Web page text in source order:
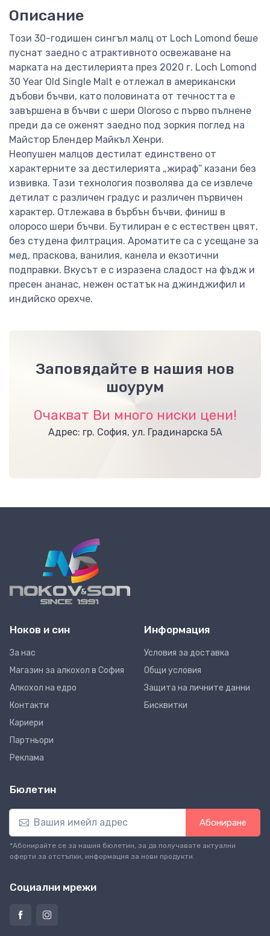
Описание
Този 30-годишен сингъл малц от Loch Lomond беше
пуснат заедно с атрактивното освежаване на
марката на дестилерията през 2020 г. Loch Lomond
30 Year Old Single Malt е отлежал в американски
дъбови бъчви, като половината от течността е
завършена в бъчви с шери Oloroso с първо пълнене
преди да се оженят заедно под зоркия поглед на
Майстор Блендер Майкъл Хенри.
Неопушен малцов дестилат единствено от
характерните за дестилерията „жираф“ казани без
извивка. Тази технология позволява да се извлече
детилат с различен градус и различен първичен
характер. Отлежава в бърбън бъчви, финиш в
олоросо шери бъчви. Бутилиран е с естествен цвят,
без студена филтрация. Ароматите са с усещане за
мед, праскова, ванилия, канела и екзотични
подправки. Вкусът е с изразена сладост на фъдж и
пресен ананас, нежен остатък на джинджифил и
индийско орехче.
Заповядайте в нашия нов
шоурум
Очакват Ви много ниски цени!
Адрес: гр. София, ул. Градинарска 5А
Ноков и син
За нас
Магазин за алкохол в София
Алкохол на едро
Контакти
Кариери
Партньори
Реклама
Информация
Условия за доставка
Общи условия
Защита на личните данни
Бисквитки
Бюлетин
Абониране
*Абонирайте се за нашия бюлетин, за да получавате актуални
оферти за отстъпки, информация за нови продукти.
Социални мрежи